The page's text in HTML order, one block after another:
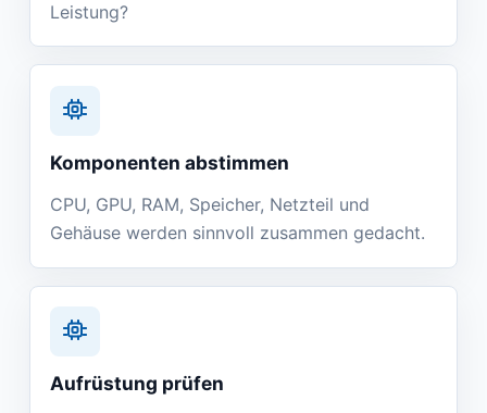
Leistung?
Komponenten abstimmen
CPU, GPU, RAM, Speicher, Netzteil und
Gehäuse werden sinnvoll zusammen gedacht.
Aufrüstung prüfen